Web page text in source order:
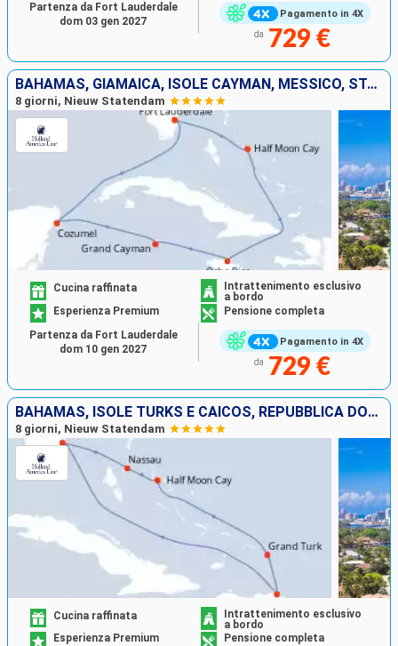
Pagamento in 4X
da 729 €
Partenza da Fort Lauderdale
dom 03 gen 2027
BAHAMAS, GIAMAICA, ISOLE CAYMAN, MESSICO, STATI UNITI
8 giorni, Nieuw Statendam
Pagamento in 4X
Cucina raffinata
Intrattenimento esclusivo
a bordo
Esperienza Premium
Pensione completa
da 729 €
Partenza da Fort Lauderdale
dom 10 gen 2027
BAHAMAS, ISOLE TURKS E CAICOS, REPUBBLICA DOMINICANA, STATI UNITI
8 giorni, Nieuw Statendam
Cucina raffinata
Intrattenimento esclusivo
a bordo
Esperienza Premium
Pensione completa